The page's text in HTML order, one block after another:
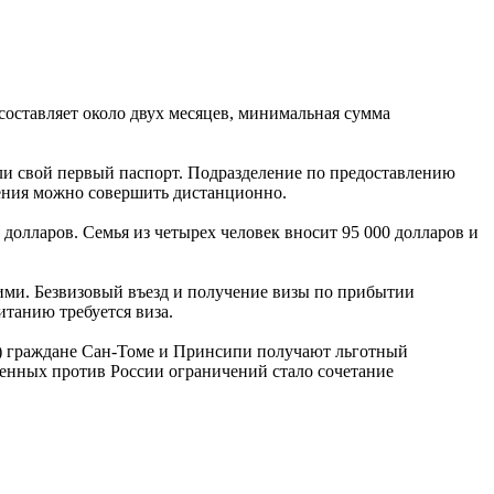
около двух месяцев, минимальная сумма
свой первый паспорт. Подразделение по предоставлению
можно совершить дистанционно.
Семья из четырех человек вносит 95 000 долларов и
Безвизовый въезд и получение визы по прибытии
требуется виза.
граждане Сан-Томе и Принсипи получают льготный
против России ограничений стало сочетание